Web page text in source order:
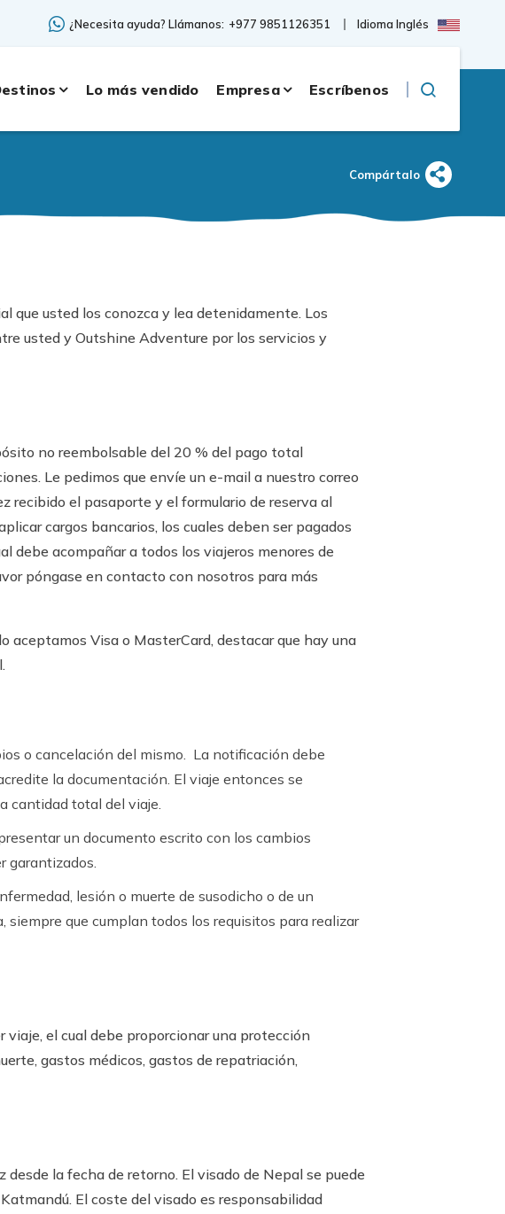
¿Necesita ayuda? Llámanos: +977 9851126351 Idioma Inglés
Lo más vendido Empresa Escríbenos
Compártalo
que usted los conozca y lea detenidamente. Los
usted y Outshine Adventure por los servicios y
no reembolsable del 20 % del pago total
Le pedimos que envíe un e-mail a nuestro correo
recibido el pasaporte y el formulario de reserva al
cargos bancarios, los cuales deben ser pagados
debe acompañar a todos los viajeros menores de
póngase en contacto con nosotros para más
aceptamos Visa o MasterCard, destacar que hay una
o cancelación del mismo. La notificación debe
la documentación. El viaje entonces se
cantidad total del viaje.
un documento escrito con los cambios
garantizados.
lesión o muerte de susodicho o de un
que cumplan todos los requisitos para realizar
el cual debe proporcionar una protección
gastos médicos, gastos de repatriación,
la fecha de retorno. El visado de Nepal se puede
El coste del visado es responsabilidad